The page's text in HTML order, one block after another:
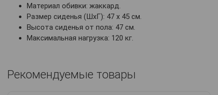
Материал обивки: жаккард.
Размер сиденья (ШхГ): 47 х 45 см.
Высота сиденья от пола: 47 см.
Максимальная нагрузка: 120 кг.
Рекомендуемые товары